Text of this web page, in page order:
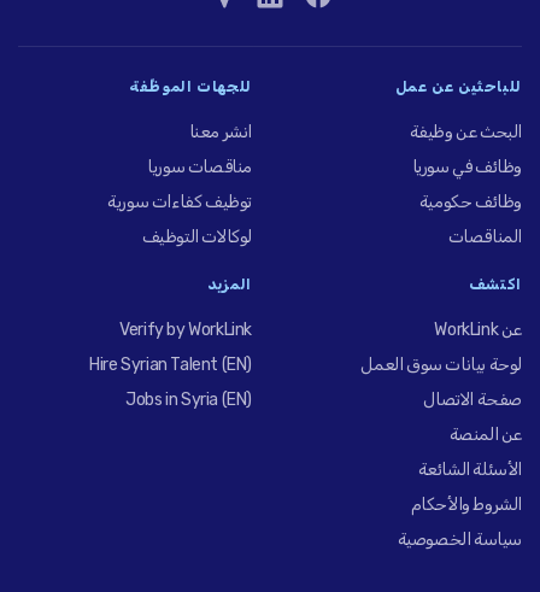
للباحثين عن عمل
البحث عن وظيفة
وظائف في سوريا
وظائف حكومية
المناقصات
للجهات الموظِّفة
انشر معنا
مناقصات سوريا
توظيف كفاءات سورية
لوكالات التوظيف
اكتشف
عن WorkLink
لوحة بيانات سوق العمل
صفحة الاتصال
عن المنصة
الأسئلة الشائعة
الشروط والأحكام
سياسة الخصوصية
المزيد
Verify by WorkLink
Hire Syrian Talent (EN)
Jobs in Syria (EN)